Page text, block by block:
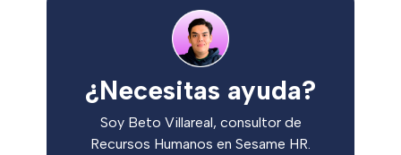
¿Necesitas ayuda?
Soy Beto Villareal, consultor de
Recursos Humanos en Sesame HR.